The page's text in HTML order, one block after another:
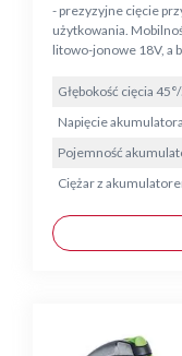
- prezyzyjne cięcie
użytkowania.
litowo-jonowe 18V, a
Głębokość cięcia
Napięcie
Pojemność
Ciężar z